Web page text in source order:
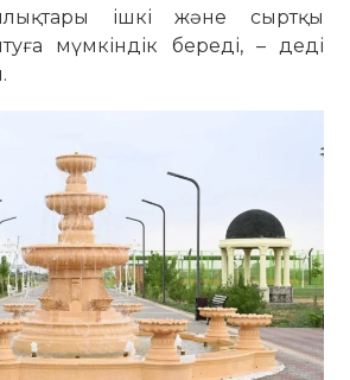
ішкі және сыртқы
мүмкіндік береді, – деді